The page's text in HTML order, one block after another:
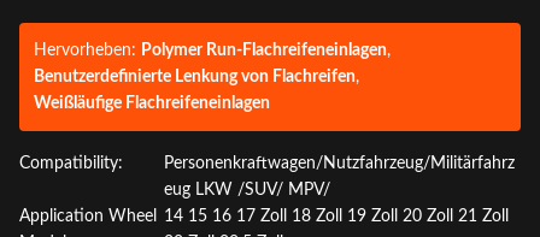
Hervorheben: Polymer Run-Flachreifeneinlagen,
Benutzerdefinierte Lenkung von Flachreifen,
Weißläufige Flachreifeneinlagen
Compatibility:
Personenkraftwagen/Nutzfahrzeug/Militärfahrz
eug LKW /SUV/ MPV/
Application Wheel
14 15 16 17 Zoll 18 Zoll 19 Zoll 20 Zoll 21 Zoll